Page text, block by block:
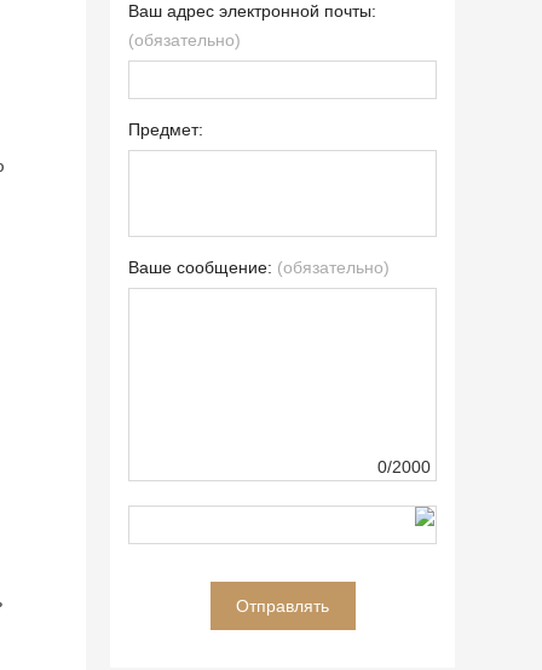
Ваш адрес электронной почты:
(обязательно)
Предмет:
Ваше сообщение: (обязательно)
0/2000